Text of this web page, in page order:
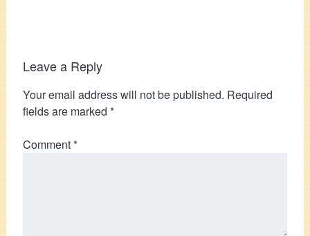
Leave a Reply
Your email address will not be published. Required
fields are marked *
Comment*